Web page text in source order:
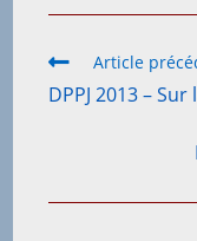
Read
articles
Article
DPPJ 2013 –